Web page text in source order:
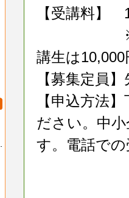
【受講料】
※今年度
講生は10,000
【募集定員
【申込方法
ださい。中
す。電話で